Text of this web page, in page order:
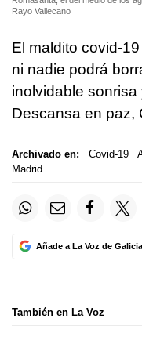
Rayo Vallecano
El maldito covid-
ni nadie podrá
inolvidable
Descansa en paz,
Archivado en: Covid-19
Madrid
Añade a La Voz de
También en La Voz